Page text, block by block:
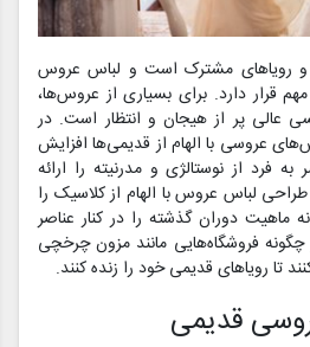
رویاهای مشترک است و لباس عروس
قرار دارد. برای بسیاری از عروس‌ها،
عالی پر از هیجان و انتظار است. در
عروسی با الهام از قدیمی‌ها افزایش
فرد از نوستالژی و مدرنیته را ارائه
لباس عروس با الهام از کلاسیک را
ماهیت دوران گذشته را در کنار عناصر
فروشگاه‌هایی مانند مزون چرخچی
تا رویاهای قدیمی خود را زنده کنند.
قدیمی